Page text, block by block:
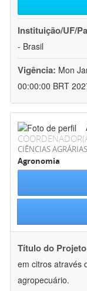
Instituição/UF/
- Brasil
Vigência: Mon
00:00:00 BRT
CIÊNCIAS AGRÁRIAS
Agronomia
Título do
em citros através
agropecuário.